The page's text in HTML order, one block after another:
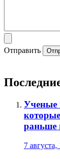
Отправить
Ученые
раньше
7 августа,